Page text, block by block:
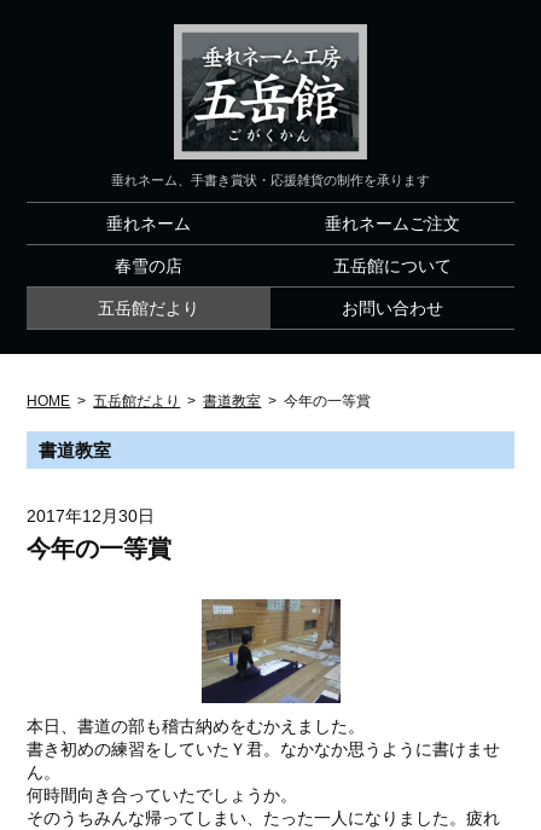
垂れネーム、手書き賞状・応援雑貨の制作を承ります
垂れネーム 垂れネームご注文
春雪の店 五岳館について
五岳館だより お問い合わせ
HOME >五岳館だより >書道教室 >今年の一等賞
書道教室
2017年12月30日
今年の一等賞
本日、書道の部も稽古納めをむかえました。
書き初めの練習をしていたＹ君。なかなか思うように書けませ
ん。
何時間向き合っていたでしょうか。
そのうちみんな帰ってしまい、たった一人になりました。疲れ